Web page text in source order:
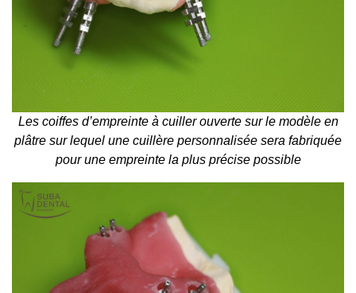
Les coiffes d’empreinte à cuiller ouverte sur le modèle en
plâtre sur lequel une cuillère personnalisée sera fabriquée
pour une empreinte la plus précise possible